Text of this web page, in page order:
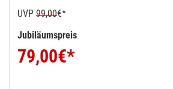
UVP 99,00€*
Jubiläumspreis
79,00€*